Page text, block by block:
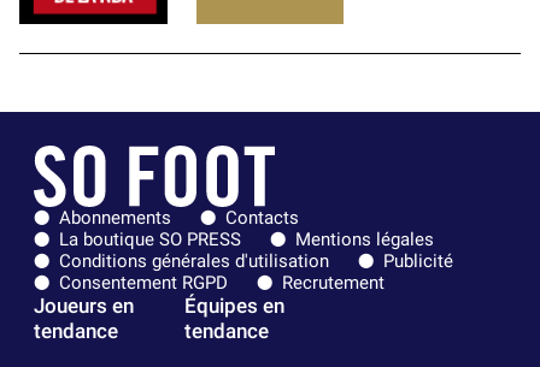
Abonnements
Contacts
La boutique SO PRESS
Mentions légales
Conditions générales d'utilisation
Publicité
Consentement RGPD
Recrutement
Joueurs en
tendance
Équipes en
tendance